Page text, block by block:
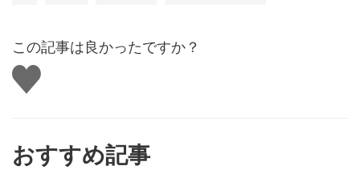
この記事は良かったですか？
い
い
おすすめ記事